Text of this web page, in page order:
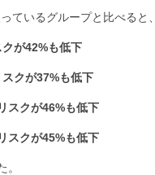
ているグループと比べると、
が42%も低下
クが37%も低下
スクが46%も低下
スクが45%も低下
。